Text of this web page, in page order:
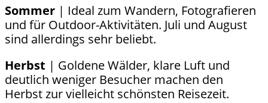
Sommer | Ideal zum Wandern, Fotografieren
und für Outdoor-Aktivitäten. Juli und August
sind allerdings sehr beliebt.
Herbst | Goldene Wälder, klare Luft und
deutlich weniger Besucher machen den
Herbst zur vielleicht schönsten Reisezeit.